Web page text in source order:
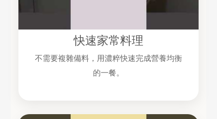
快速家常料理
不需要複雜備料，用濃粹快速完成營養均衡
的一餐。